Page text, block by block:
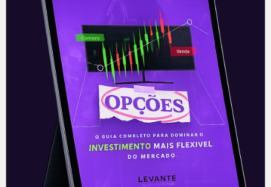
inclusive ao tubarão.
A verdade é que todos os animais –
sardinhas, tubarões e seres humanos – não
são 100% equilibrados o tempo todo.
E, no mercado, o gerenciamento de risco
diário faz toda diferença no longo prazo.